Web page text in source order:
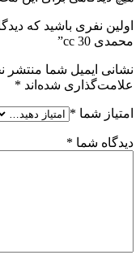
اولین نفری باشید که
محمدی 30 cc”
نشانی ایمیل شما منتشر
علامت‌گذاری شده‌اند *
امتیاز شما *
دیدگاه شما *